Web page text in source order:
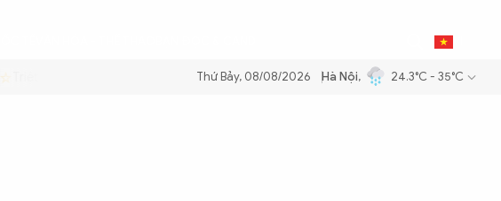
Triệt để tiết kiệm xăng dầu để đảm bảo an ninh năng lượng quốc gia Thực hiện Nghị
Thứ Bảy, 08/08/2026 Hà Nội, 24.3°C - 35°C